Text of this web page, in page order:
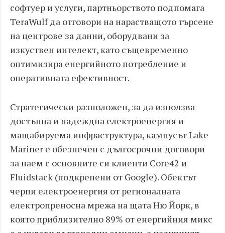
софтуер и услуги, партньорството подпомага
TeraWulf да отговори на нарастващото търсене
на центрове за данни, оборудвани за
изкуствен интелект, като същевременно
оптимизира енергийното потребление и
оперативната ефективност.
Стратегически разположен, за да използва
достъпна и надеждна електроенергия и
мащабируема инфраструктура, кампусът Lake
Mariner е обезпечен с дългосрочни договори
за наем с основните си клиенти Core42 и
Fluidstack (подкрепени от Google). Обектът
черпи електроенергия от регионалната
електропреносна мрежа на щата Ню Йорк, в
която приблизително 89% от енергийния микс